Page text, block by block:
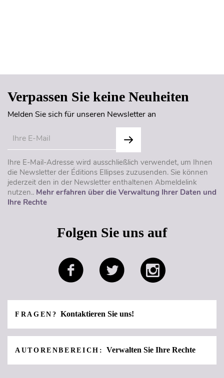
Verpassen Sie keine Neuheiten
Melden Sie sich für unseren Newsletter an
Ihre E-Mail-Adresse wird ausschließlich verwendet, um Ihnen
die Newsletter der Éditions Ellipses zuzusenden. Sie können
jederzeit den in der Newsletter enthaltenen Abmeldelink
nutzen.. Mehr erfahren über die Verwaltung Ihrer Daten und
Ihre Rechte
Folgen Sie uns auf
FRAGEN?Kontaktieren Sie uns!
AUTORENBEREICH: Verwalten Sie Ihre Rechte